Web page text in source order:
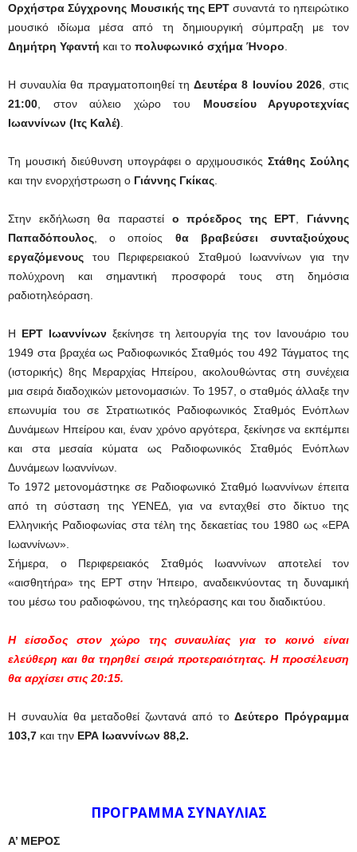
Ορχήστρα Σύγχρονης Μουσικής της ΕΡΤ συναντά το ηπειρώτικο
μουσικό ιδίωμα μέσα από τη δημιουργική σύμπραξη με τον
Δημήτρη Υφαντή και το πολυφωνικό σχήμα Ήνορο
Η συναυλία θα πραγματοποιηθεί τηΔευτέρα 8 Ιουνίου 2026, στις
21:00 , στον αύλειο χώρο του Μουσείου Αργυροτεχνίας
Ιωαννίνων (Ιτς Καλέ)
Τη μουσική διεύθυνση υπογράφει ο αρχιμουσικόςΣτάθης Σούλης
και την ενορχήστρωση ο Γιάννης Γκίκας
Στην εκδήλωση θα παραστεί ο πρόεδρος της ΕΡΤ
Γιάννης
Παπαδόπουλος , ο οποίος θα βραβεύσει συνταξιούχους
εργαζόμενους του Περιφερειακού Σταθμού Ιωαννίνων για την
πολύχρονη και σημαντική προσφορά τους στη δημόσια
ραδιοτηλεόραση.
Η ΕΡΤ Ιωαννίνωνξεκίνησε τη λειτουργία της τον Ιανουάριο του
1949 στα βραχέα ως Ραδιοφωνικός Σταθμός του 492 Τάγματος της
(ιστορικής) 8ης Μεραρχίας Ηπείρου, ακολουθώντας στη συνέχεια
μια σειρά διαδοχικών μετονομασιών. Το 1957, ο σταθμός άλλαξε την
επωνυμία του σε Στρατιωτικός Ραδιοφωνικός Σταθμός Ενόπλων
Δυνάμεων Ηπείρου και, έναν χρόνο αργότερα, ξεκίνησε να εκπέμπει
και στα μεσαία κύματα ως Ραδιοφωνικός Σταθμός Ενόπλων
Δυνάμεων Ιωαννίνων.
Το 1972 μετονομάστηκε σε Ραδιοφωνικό Σταθμό Ιωαννίνων έπειτα
από τη σύσταση της ΥΕΝΕΔ, για να ενταχθεί στο δίκτυο της
Ελληνικής Ραδιοφωνίας στα τέλη της δεκαετίας του 1980 ως «ΕΡΑ
Ιωαννίνων».
Σήμερα, ο Περιφερειακός Σταθμός Ιωαννίνων αποτελεί τον
«αισθητήρα» της ΕΡΤ στην Ήπειρο, αναδεικνύοντας τη δυναμική
του μέσω του ραδιοφώνου, της τηλεόρασης και του διαδικτύου.
Η είσοδος στον χώρο της συναυλίας για το κοινό είναι
ελεύθερη και θα τηρηθεί σειρά προτεραιότητας. Η προσέλευση
θα αρχίσει στις 20:15.
Η συναυλία θα μεταδοθεί ζωντανά από τοΔεύτερο Πρόγραμμα
103,7 και την ΕΡΑ Ιωαννίνων 88,2.
ΠΡΟΓΡΑΜΜΑ ΣΥΝΑΥΛΙΑΣ
Α’ ΜΕΡΟΣ